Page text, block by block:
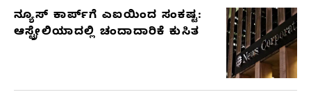
ನ್ಯೂಸ್ ಕಾರ್ಪ್‌ಗೆ ಎಐಯಿಂದ ಸಂಕಷ್ಟ:
ಆಸ್ಟ್ರೇಲಿಯಾದಲ್ಲಿ ಚಂದಾದಾರಿಕೆ ಕುಸಿತ